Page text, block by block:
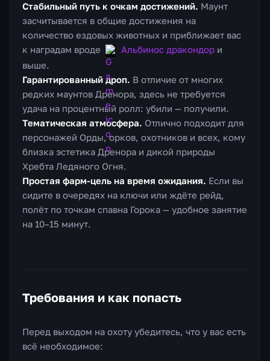
Стабильный путь к очкам достижений. Маунт
засчитывается в общие достижения на
количество ездовых животных и приближает вас
к наградам вроде
Альбинос дракондор и
выше.
Гарантированный дроп. В отличие от многих
редких маунтов Дренора, здесь не требуется
удача на процентный ролл: убили — получили.
Тематическая атмосфера. Отлично подходит для
персонажей Орды, орков, охотников и всех, кому
близка эстетика Дренора и дикой природы
Хребта Ледяного Огня.
Простая фарм-цель на время ожидания. Если вы
сидите в очередях на ключи или ждёте рейд,
полёт по точкам спавна Горока — удобное занятие
на 10–15 минут.
Требования и как попасть
Перед выходом на охоту убедитесь, что у вас есть
всё необходимое: